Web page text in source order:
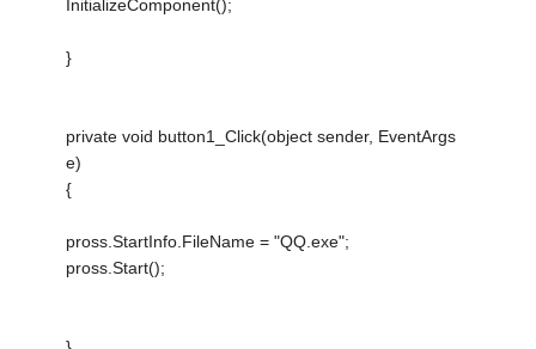
InitializeComponent();
}
private void button1_Click(object sender, EventArgs
e)
{
pross.StartInfo.FileName = "QQ.exe";
pross.Start();